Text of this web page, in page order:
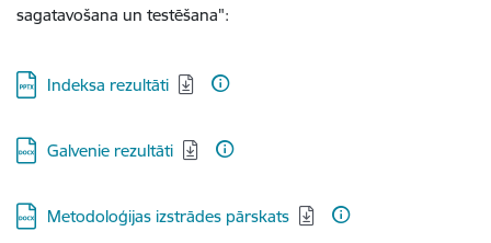
sagatavošana un testēšana":
Lejupielādēt:
Indeksa rezultāti
Lejupielādēt:
Galvenie rezultāti
Lejupielādēt:
Metodoloģijas izstrādes pārskats